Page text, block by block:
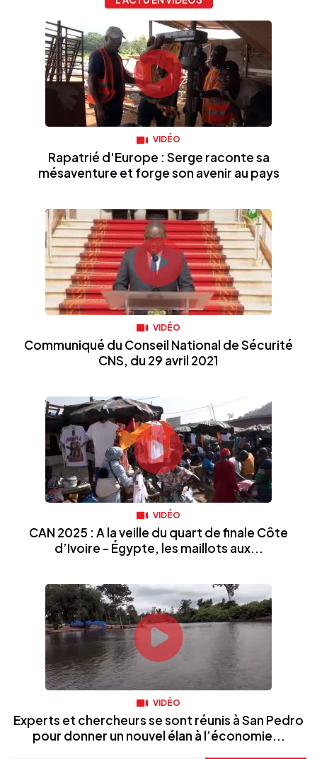
VIDÉO
Rapatrié d'Europe : Serge raconte sa
mésaventure et forge son avenir au pays
VIDÉO
Communiqué du Conseil National de Sécurité
CNS, du 29 avril 2021
VIDÉO
CAN 2025 : A la veille du quart de finale Côte
d’Ivoire - Égypte, les maillots aux...
VIDÉO
Experts et chercheurs se sont réunis à San Pedro
pour donner un nouvel élan à l’économie...